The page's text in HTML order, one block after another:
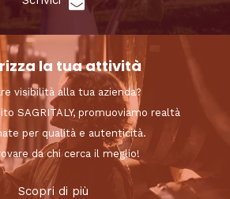
la tua attività
visibilità alla tua azienda?
SAGRITALY, promuoviamo realtà
per qualità e autenticità.
da chi cerca il meglio!
Scopri di più